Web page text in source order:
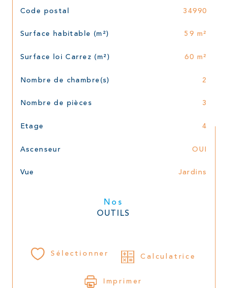
TRAD_SIROCCO_Caracteristique
Code postal 34990
Surface habitable (m²) 59 m²
Surface loi Carrez (m²) 60 m²
Nombre de chambre(s) 2
Nombre de pièces 3
Etage 4
Ascenseur OUI
Vue Jardins
Nos
OUTILS
Sélectionner Calculatrice
Imprimer